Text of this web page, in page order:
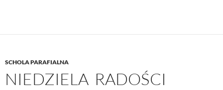
SCHOLA PARAFIALNA
NIEDZIELA RADOŚCI